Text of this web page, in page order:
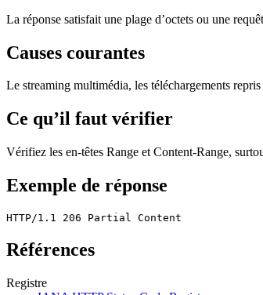
La réponse satisfait une plage d’octets ou une
Causes courantes
Le streaming multimédia, les téléchargements
Ce qu’il faut vérifier
Vérifiez les en-têtes Range et Content-Range,
Exemple de réponse
HTTP/1.1 206 Partial Content
Références
Registre